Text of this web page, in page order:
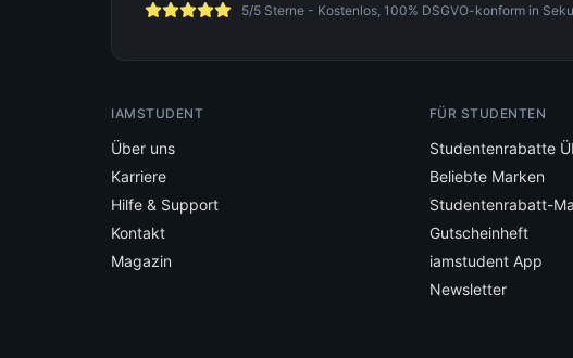
5/5 Sterne - Kostenlos, 100% DSGVO-konform in
IAMSTUDENT
Über uns
Karriere
Hilfe & Support
Kontakt
Magazin
FÜR STUDENTEN
Studentenrabatte
Beliebte Marken
Studentenrabatt-
Gutscheinheft
iamstudent App
Newsletter